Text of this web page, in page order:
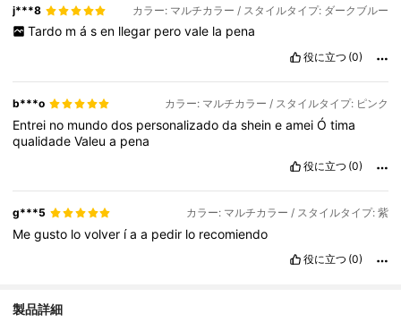
j***8 カラー: マルチカラー / スタイルタイプ: ダークブルー
Tardo m á s en llegar pero vale la pena
役に立つ (0)
b***o カラー: マルチカラー / スタイルタイプ: ピンク
Entrei no mundodos personalizadodasheineameiÓtima
qualidadeValeua pena
役に立つ (0)
g***5 カラー: マルチカラー / スタイルタイプ: 紫
Megusto lovolver íaa pedir lo recomiendo
役に立つ (0)
製品詳細